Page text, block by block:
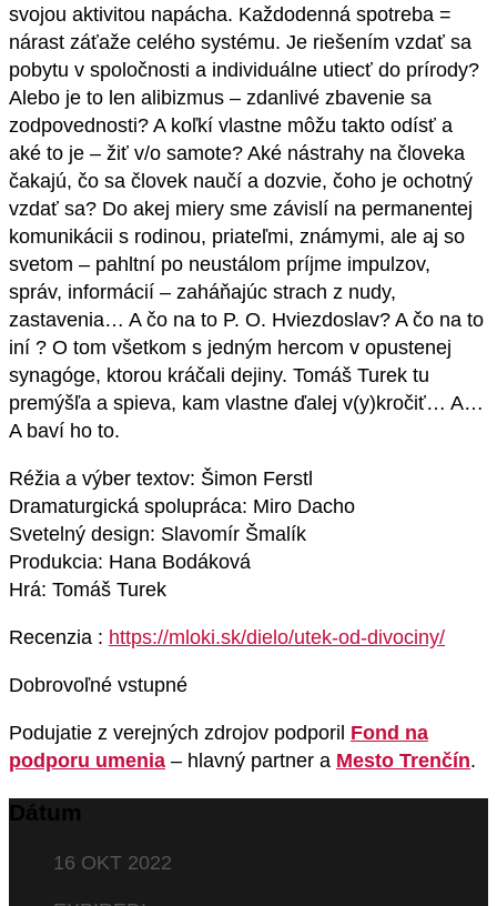
svojou aktivitou napácha. Každodenná spotreba =
nárast záťaže celého systému. Je riešením vzdať sa
pobytu v spoločnosti a individuálne utiecť do prírody?
Alebo je to len alibizmus – zdanlivé zbavenie sa
zodpovednosti? A koľkí vlastne môžu takto odísť a
aké to je – žiť v/o samote? Aké nástrahy na človeka
čakajú, čo sa človek naučí a dozvie, čoho je ochotný
vzdať sa? Do akej miery sme závislí na permanentej
komunikácii s rodinou, priateľmi, známymi, ale aj so
svetom – pahltní po neustálom príjme impulzov,
správ, informácií – zaháňajúc strach z nudy,
zastavenia… A čo na to P. O. Hviezdoslav? A čo na to
iní ? O tom všetkom s jedným hercom v opustenej
synagóge, ktorou kráčali dejiny. Tomáš Turek tu
premýšľa a spieva, kam vlastne ďalej v(y)kročiť… A…
A baví ho to.
Réžia a výber textov: Šimon Ferstl
Dramaturgická spolupráca: Miro Dacho
Svetelný design: Slavomír Šmalík
Produkcia: Hana Bodáková
Hrá: Tomáš Turek
Recenzia : https://mloki.sk/dielo/utek-od-divociny/
Dobrovoľné vstupné
Podujatie z verejných zdrojov podporil Fond na
podporu umenia – hlavný partner a Mesto Trenčín.
Dátum
16 OKT 2022